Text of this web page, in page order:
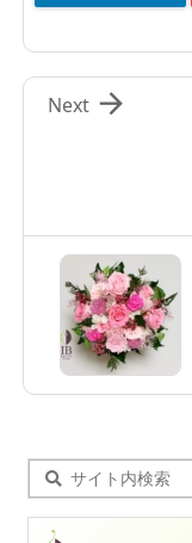

Next